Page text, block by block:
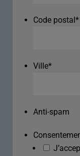
Code postal*
Ville*
Anti-spam